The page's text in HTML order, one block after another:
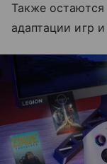
Также
адаптации игр